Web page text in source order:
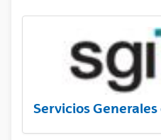
Servicios